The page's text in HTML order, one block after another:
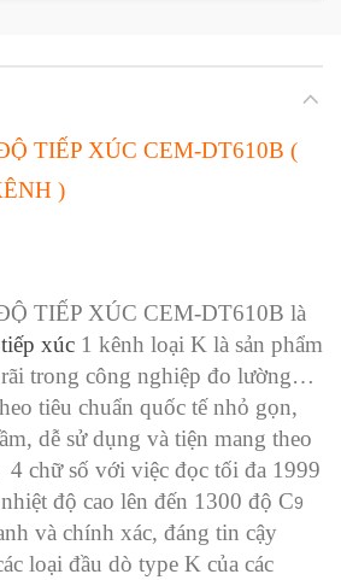
TIẾP XÚC CEM-DT610B (
)
TIẾP XÚC CEM-DT610B là
xúc 1 kênh loại K là sản phẩm
trong công nghiệp đo lường…
tiêu chuẩn quốc tế nhỏ gọn,
dễ sử dụng và tiện mang theo
chữ số với việc đọc tối đa 1999
độ cao lên đến 1300 độ C9
và chính xác, đáng tin cậy
loại đầu dò type K của các